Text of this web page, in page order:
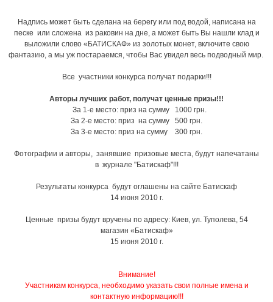
Надпись может быть сделана на берегу или под водой, написана на
песке или сложена из раковин на дне, а может быть Вы нашли клад и
выложили слово «БАТИСКАФ» из золотых монет, включите свою
фантазию, а мы уж постараемся, чтобы Вас увидел весь подводный мир.
Все участники конкурса получат подарки!!!
Авторы лучших работ, получат ценные призы!!!
За 1-е место: приз на сумму 1000 грн.
За 2-е место: приз на сумму 500 грн.
За 3-е место: приз на сумму 300 грн.
Фотографии и авторы, занявшие призовые места, будут напечатаны
в журнале "Батискаф"!!!
Результаты конкурса будут оглашены на сайте Батискаф
14 июня 2010 г.
Ценные призы будут вручены по адресу: Киев, ул. Туполева, 54
магазин «Батискаф»
15 июня 2010 г.
Внимание!
Участникам конкурса, необходимо указать свои полные имена и
контактную информацию!!!